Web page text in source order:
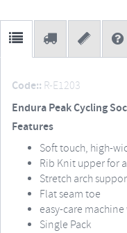
Code:: R-E1203
Endura Peak Cycling
Features
Soft touch, high-
Rib Knit upper for
Stretch arch
Flat seam toe
easy-care machine
Single Pack